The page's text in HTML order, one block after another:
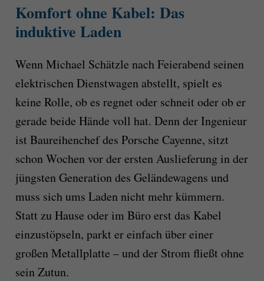
Komfort ohne Kabel: Das
induktive Laden
Wenn Michael Schätzle nach Feierabend seinen
elektrischen Dienstwagen abstellt, spielt es
keine Rolle, ob es regnet oder schneit oder ob er
gerade beide Hände voll hat. Denn der Ingenieur
ist Baureihenchef des Porsche Cayenne, sitzt
schon Wochen vor der ersten Auslieferung in der
jüngsten Generation des Geländewagens und
muss sich ums Laden nicht mehr kümmern.
Statt zu Hause oder im Büro erst das Kabel
einzustöpseln, parkt er einfach über einer
großen Metallplatte – und der Strom fließt ohne
sein Zutun.